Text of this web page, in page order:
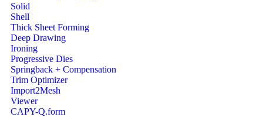
Solid
Shell
Thick Sheet Forming
Deep Drawing
Ironing
Progressive Dies
Springback + Compensation
Trim Optimizer
Import2Mesh
Viewer
CAPY-Q.form